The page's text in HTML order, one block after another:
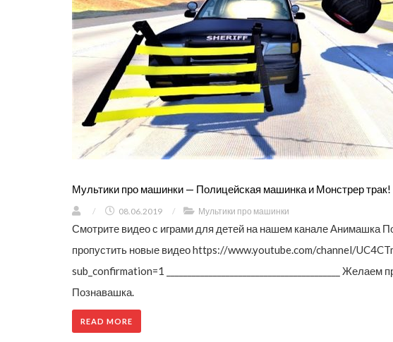
Мультики про машинки — Полицейская машинка и Монстрер
/ 08.06.2019 / Мультики про машинки
Смотрите видео с играми для детей на нашем канале Анимашка
пропустить новые видео https://www.youtube.com/channel/
sub_confirmation=1 _________________________________________
Познавашка.
READ MORE